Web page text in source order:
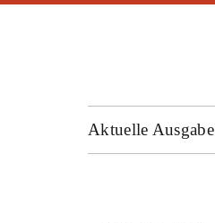
Aktuelle Ausgabe